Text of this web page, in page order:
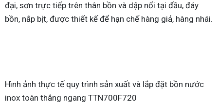
đại, sơn trực tiếp trên thân bồn và dập nổi tại đầu, đáy
bồn, nắp bịt, được thiết kế để hạn chế hàng giả, hàng nhái.
Hình ảnh thực tế quy trình sản xuất và lắp đặt bồn nước
inox toàn thắng ngang TTN700F720